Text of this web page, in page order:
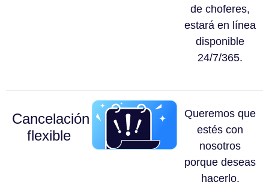
de choferes,
estará en línea
disponible
24/7/365.
Cancelación
flexible
Queremos que
estés con
nosotros
porque deseas
hacerlo.